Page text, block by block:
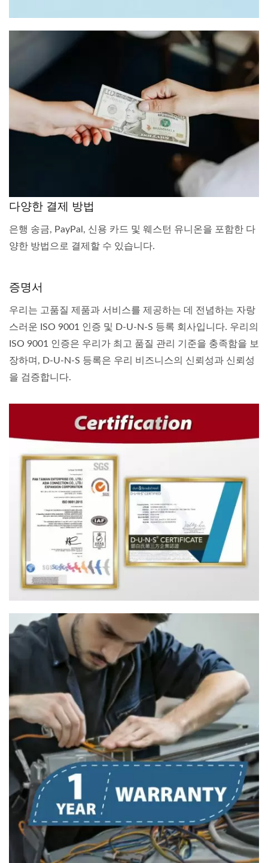
다양한 결제 방법
은행 송금, PayPal, 신용 카드 및 웨스턴 유니온을 포함한 다
양한 방법으로 결제할 수 있습니다.
증명서
우리는 고품질 제품과 서비스를 제공하는 데 전념하는 자랑
스러운 ISO 9001 인증 및 D-U-N-S 등록 회사입니다. 우리의
ISO 9001 인증은 우리가 최고 품질 관리 기준을 충족함을 보
장하며, D-U-N-S 등록은 우리 비즈니스의 신뢰성과 신뢰성
을 검증합니다.